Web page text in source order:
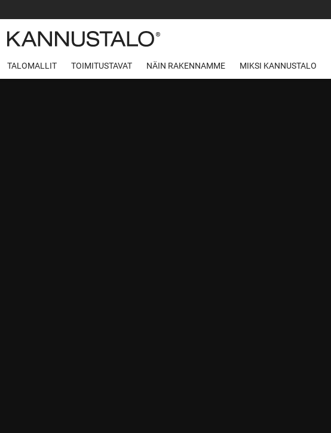
TALOMALLIT TOIMITUSTAVAT NÄIN RAKENNAMME MIKSI KANNUSTALO